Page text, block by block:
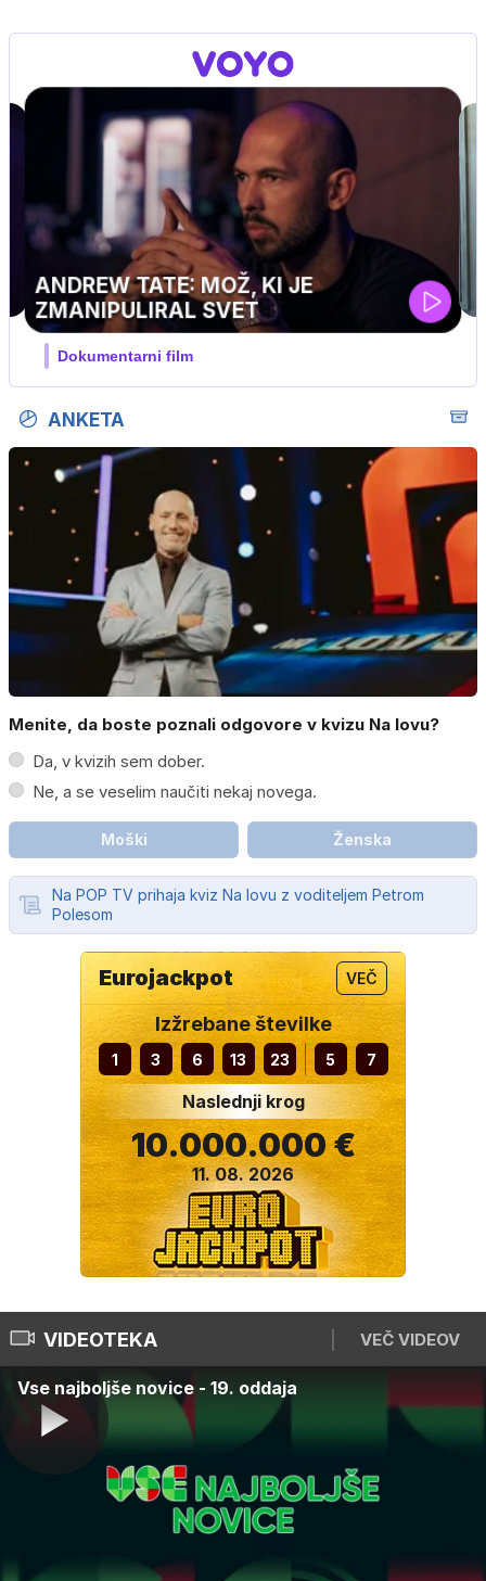
ANKETA
Menite, da boste poznali odgovore v kvizu Na lovu?
Da, v kvizih sem dober.
Ne, a se veselim naučiti nekaj novega.
Moški Ženska
Na POP TV prihaja kviz Na lovu z voditeljem Petrom
Polesom
Eurojackpot VEČ
Izžrebane številke
1 3 6 13 23 5 7
Naslednji krog
10.000.000 €
11. 08. 2026
VIDEOTEKA VEČ VIDEOV
Vse najboljše novice - 19. oddaja